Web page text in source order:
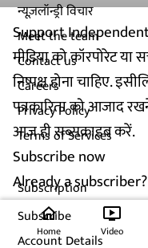
Support
मीडिया को कॉरपोरेट
निष्पक्ष होना चाहिए.
पत्रकारिता को आजाद
आज ही सब्सक्राइब करें.
Subscribe now
Already a subscriber?
न्यूज़लॉन्ड्री विचार
Meet the team
Contact us
Careers
Privacy Policy
Terms of Services
Subscription
Subscribe
Account Details
home
Home
ondemand_video
Video